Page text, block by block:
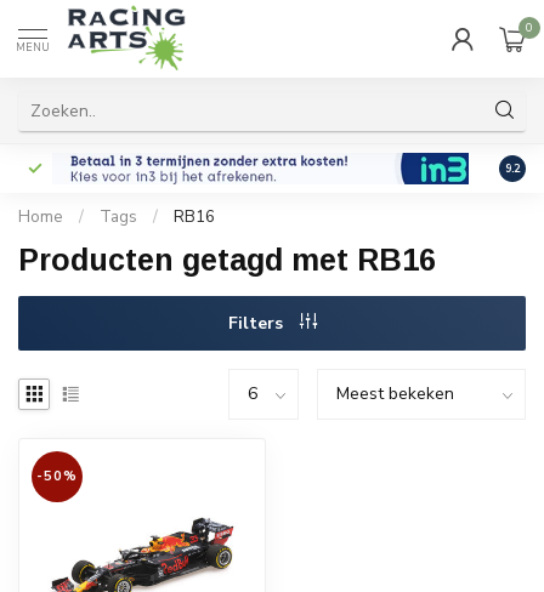
MENU
0
9.2
Home / Tags / RB16
Producten getagd met RB16
Filters
-50%